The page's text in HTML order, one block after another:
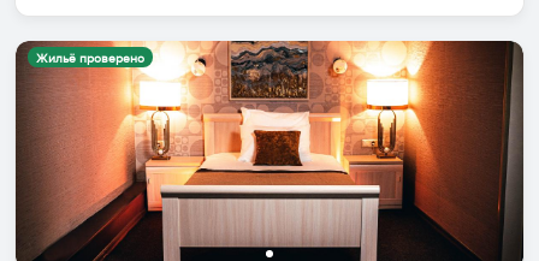
Жильё проверено